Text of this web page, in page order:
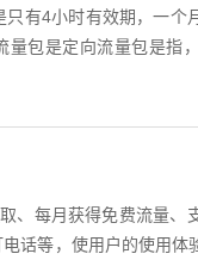
有4小时有效期，一个
包是定向流量包是指
、每月获得免费流量、
话等，使用户的使用体